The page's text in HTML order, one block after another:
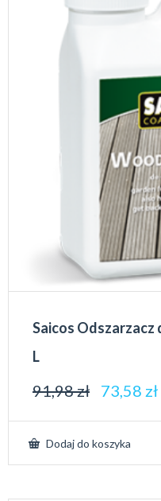
Saicos Odszarzacz
L
91,98zł 73,58 zł
Dodaj do koszyka